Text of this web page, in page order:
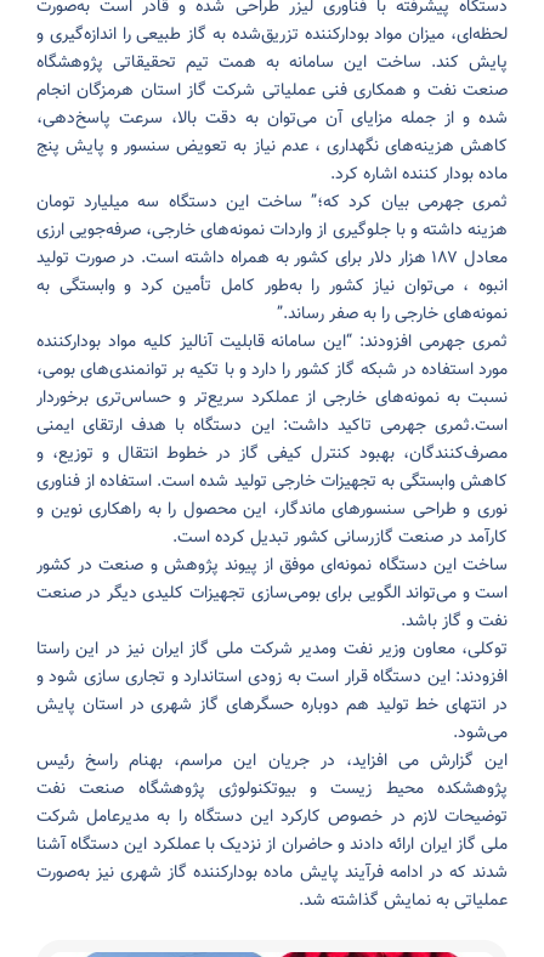
دستگاه پیشرفته با فناوری لیزر طراحی شده و قادر است به‌صورت
لحظه‌ای، میزان مواد بودارکننده تزریق‌شده به گاز طبیعی را اندازه‌گیری و
پایش کند. ساخت این سامانه به همت تیم تحقیقاتی پژوهشگاه
صنعت نفت و همکاری فنی عملیاتی شرکت گاز استان هرمزگان انجام
شده و از جمله مزایای آن می‌توان به دقت بالا، سرعت پاسخ‌دهی،
کاهش هزینه‌های نگهداری ، عدم نیاز به تعویض سنسور و پایش پنج
ماده بودار کننده اشاره کرد.
ثمری جهرمی بیان کرد که؛” ساخت این دستگاه سه میلیارد تومان
هزینه داشته و با جلوگیری از واردات نمونه‌های خارجی، صرفه‌جویی ارزی
معادل ۱۸۷ هزار دلار برای کشور به همراه داشته است. در صورت تولید
انبوه ، می‌توان نیاز کشور را به‌طور کامل تأمین کرد و وابستگی به
نمونه‌های خارجی را به صفر رساند.”
ثمری جهرمی افزودند: “این سامانه قابلیت آنالیز کلیه مواد بودارکننده
مورد استفاده در شبکه گاز کشور را دارد و با تکیه بر توانمندی‌های بومی،
نسبت به نمونه‌های خارجی از عملکرد سریع‌تر و حساس‌تری برخوردار
است.ثمری جهرمی تاکید داشت: این دستگاه با هدف ارتقای ایمنی
مصرف‌کنندگان، بهبود کنترل کیفی گاز در خطوط انتقال و توزیع، و
کاهش وابستگی به تجهیزات خارجی تولید شده است. استفاده از فناوری
نوری و طراحی سنسورهای ماندگار، این محصول را به راهکاری نوین و
کارآمد در صنعت گازرسانی کشور تبدیل کرده است.
ساخت این دستگاه نمونه‌ای موفق از پیوند پژوهش و صنعت در کشور
است و می‌تواند الگویی برای بومی‌سازی تجهیزات کلیدی دیگر در صنعت
نفت و گاز باشد.
توکلی، معاون وزیر نفت ومدیر شرکت ملی گاز ایران نیز در این راستا
افزودند: این دستگاه قرار است به زودی استاندارد و تجاری سازی شود و
در انتهای خط تولید هم دوباره حسگر‌های گاز شهری در استان پایش
می‌شود.
این گزارش می افزاید، در جریان این مراسم، بهنام راسخ رئیس
پژوهشکده محیط زیست و بیوتکنولوژی پژوهشگاه صنعت نفت
توضیحات لازم در خصوص کارکرد این دستگاه را به مدیرعامل شرکت
ملی گاز ایران ارائه دادند و حاضران از نزدیک با عملکرد این دستگاه آشنا
شدند که در ادامه فرآیند پایش ماده بودارکننده گاز شهری نیز به‌صورت
عملیاتی به نمایش گذاشته شد.